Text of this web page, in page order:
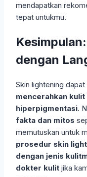
mendapatkan
tepat untukmu.
dengan
Skin lightening
mencerahkan kulit
hiperpigmentasi.
fakta dan mitos
memutuskan untuk
prosedur skin
dengan jenis
dokter kulit jika